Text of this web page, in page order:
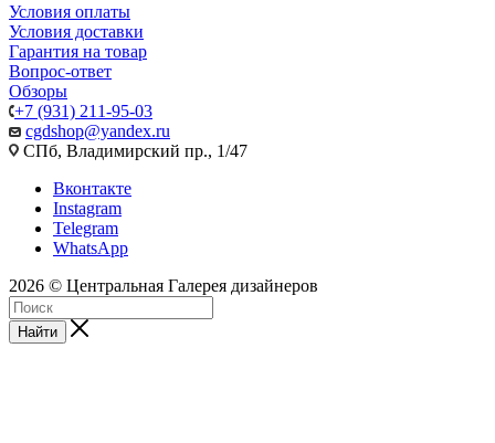
Условия оплаты
Условия доставки
Гарантия на товар
Вопрос-ответ
Обзоры
+7 (931) 211-95-03
cgdshop@yandex.ru
СПб, Владимирский пр., 1/47
Вконтакте
Instagram
Telegram
WhatsApp
2026 © Центральная Галерея дизайнеров
Найти